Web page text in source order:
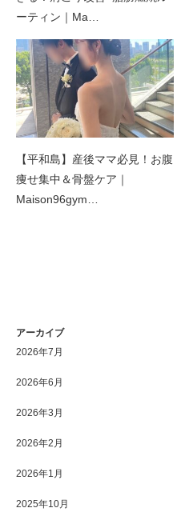
ーティン｜Ma…
【平和島】産後ママ必見！お腹
痩せ集中＆骨盤ケア｜
Maison96gym…
アーカイブ
2026年7月
2026年6月
2026年3月
2026年2月
2026年1月
2025年10月